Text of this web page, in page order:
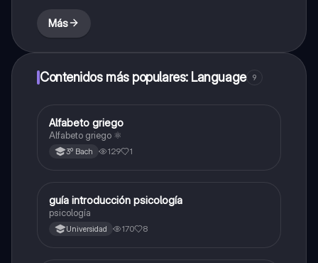
Más
Contenidos más populares: Language 9
Otros
Alfabeto griego
Alfabeto griego ⚛️
3º Bach 129 1
Otros
guía introducción psicología
psicología
Universidad 170 8